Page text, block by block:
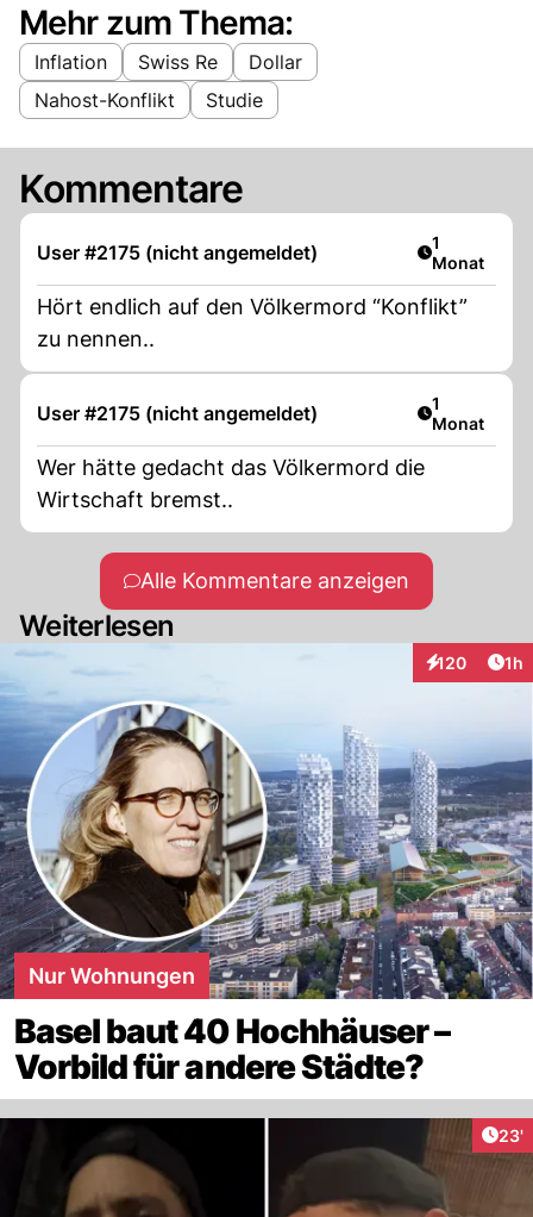
Mehr zum Thema:
Inflation Swiss Re
Dollar
Nahost-Konflikt
Studie
Kommentare
User #2175 (nicht angemeldet) Artikel
1
Monat
Hört endlich auf den Völkermord “Konflikt”
zu nennen..
User #2175 (nicht angemeldet) Artikel
1
Monat
Wer hätte gedacht das Völkermord die
Wirtschaft bremst..
Alle Kommentare anzeigen
Weiterlesen
120
Interaktionen
1h
Nur Wohnungen
Basel baut 40 Hochhäuser –
Vorbild für andere Städte?
23'